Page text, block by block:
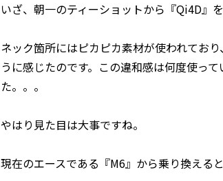
いざ、朝一のティーショットから『Qi4D』
ネック箇所にはピカピカ素材が使われてお
うに感じたのです。この違和感は何度使っ
た。。。
やはり見た目は大事ですね。
現在のエースである『M6』から乗り換える